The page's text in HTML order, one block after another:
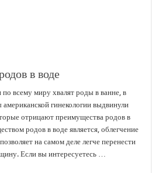
в воде
всему миру хвалят роды в ванне, в
гинекологии выдвинули
отрицают преимущества родов в
родов в воде является, облегчение
на самом деле легче перенести
Если вы интересуетесь …